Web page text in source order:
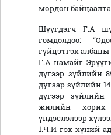
мөрдөн
Шүүгдэгч Г.А
гомдолдоо:
гүйцэтгэх
Г.А намайг
дүгээр зүйлийн
дугаар зүйлийн
дүгээр зүйлийн
жилийн
үндэслэлээр
1.Ч.И гэх хүний